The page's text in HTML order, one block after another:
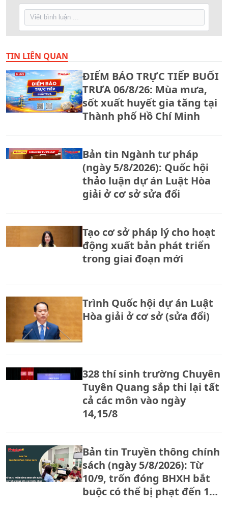
TIN LIÊN QUAN
ĐIỂM BÁO TRỰC TIẾP BUỔI
TRƯA 06/8/26: Mùa mưa,
sốt xuất huyết gia tăng tại
Thành phố Hồ Chí Minh
Bản tin Ngành tư pháp
(ngày 5/8/2026): Quốc hội
thảo luận dự án Luật Hòa
giải ở cơ sở sửa đổi
Tạo cơ sở pháp lý cho hoạt
động xuất bản phát triển
trong giai đoạn mới
Trình Quốc hội dự án Luật
Hòa giải ở cơ sở (sửa đổi)
328 thí sinh trường Chuyên
Tuyên Quang sắp thi lại tất
cả các môn vào ngày
14,15/8
Bản tin Truyền thông chính
sách (ngày 5/8/2026): Từ
10/9, trốn đóng BHXH bắt
buộc có thể bị phạt đến 150